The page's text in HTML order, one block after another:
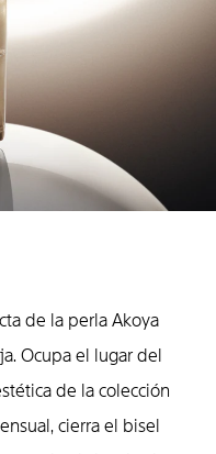
de la perla Akoya
Ocupa el lugar del
de la colección
cierra el bisel